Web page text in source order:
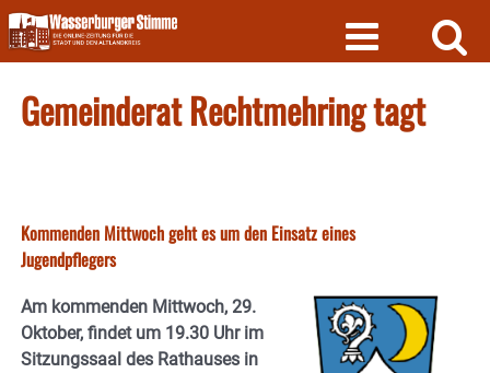
Skip
to
content
Gemeinderat Rechtmehring tagt
Kommenden Mittwoch geht es um den Einsatz eines
Jugendpflegers
Am kommenden Mittwoch, 29.
Oktober, findet um 19.30 Uhr im
Sitzungssaal des Rathauses in